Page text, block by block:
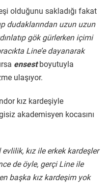
olduğunu sakladığı fakat
dudaklarından uzun uzun
gök gürlerken içimi
Line’e dayanarak
ensestboyutuyla
ulaşıyor.
kız kardeşiyle
akademisyen kocasını
kız ile erkek kardeşler
de öyle, gerçi Line ile
başka kız kardeşim yok